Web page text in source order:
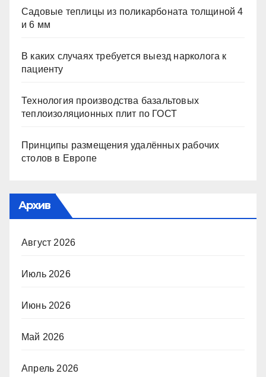
Садовые теплицы из поликарбоната толщиной 4
и 6 мм
В каких случаях требуется выезд нарколога к
пациенту
Технология производства базальтовых
теплоизоляционных плит по ГОСТ
Принципы размещения удалённых рабочих
столов в Европе
Архив
Август 2026
Июль 2026
Июнь 2026
Май 2026
Апрель 2026